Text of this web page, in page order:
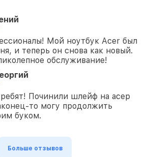
Мой ноутбук Acer был
и теперь он снова как новый.
обслуживание!
Починили шлейф на асер
то могу продолжить
буком.
Больше отзывов